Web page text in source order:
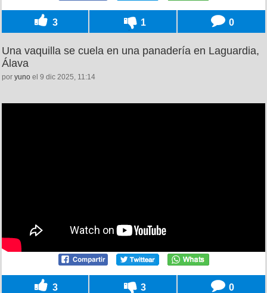
3 1 0
Una vaquilla se cuela en una panadería en Laguardia,
Álava
por yuno el 9 dic 2025, 11:14
3 3 0